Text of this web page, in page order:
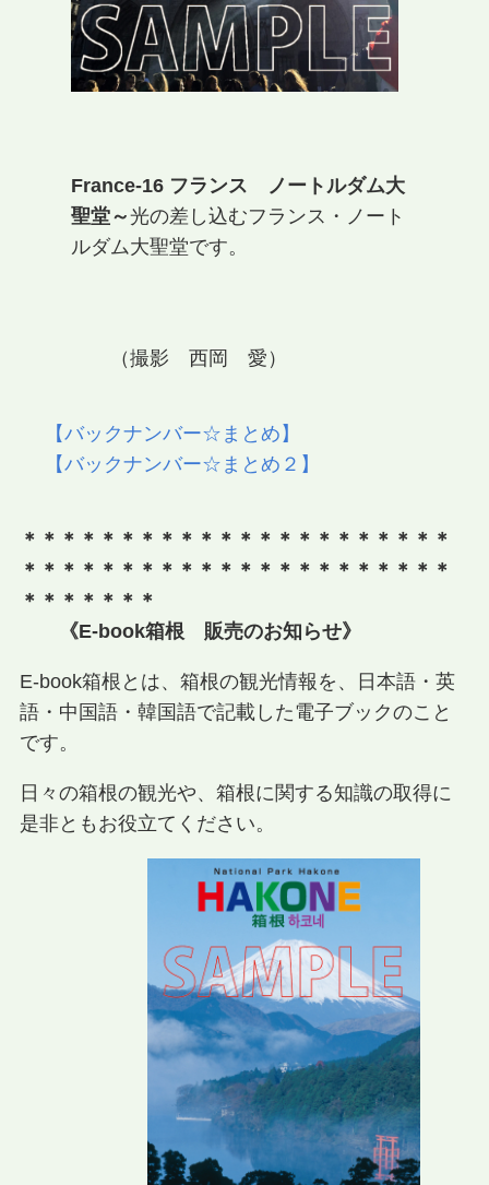
France-16 フランス ノートルダム大
聖堂～光の差し込むフランス・ノート
ルダム大聖堂です。
（撮影 西岡 愛）
【バックナンバー☆まとめ】
【バックナンバー☆まとめ２】
＊＊＊＊＊＊＊＊＊＊＊＊＊＊＊＊＊＊＊＊＊＊
＊＊＊＊＊＊＊＊＊＊＊＊＊＊＊＊＊＊＊＊＊＊
＊＊＊＊＊＊＊
《E-book箱根 販売のお知らせ》
E-book箱根とは、箱根の観光情報を、日本語・英
語・中国語・韓国語で記載した電子ブックのこと
です。
日々の箱根の観光や、箱根に関する知識の取得に
是非ともお役立てください。